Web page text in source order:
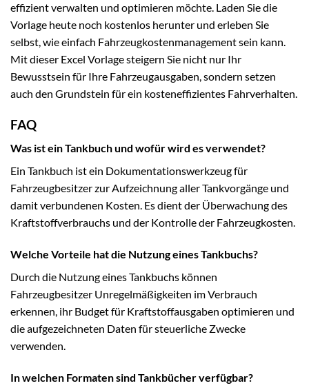
effizient verwalten und optimieren möchte. Laden Sie die
Vorlage heute noch kostenlos herunter und erleben Sie
selbst, wie einfach Fahrzeugkostenmanagement sein kann.
Mit dieser Excel Vorlage steigern Sie nicht nur Ihr
Bewusstsein für Ihre Fahrzeugausgaben, sondern setzen
auch den Grundstein für ein kosteneffizientes Fahrverhalten.
FAQ
Was ist ein Tankbuch und wofür wird es verwendet?
Ein Tankbuch ist ein Dokumentationswerkzeug für
Fahrzeugbesitzer zur Aufzeichnung aller Tankvorgänge und
damit verbundenen Kosten. Es dient der Überwachung des
Kraftstoffverbrauchs und der Kontrolle der Fahrzeugkosten.
Welche Vorteile hat die Nutzung eines Tankbuchs?
Durch die Nutzung eines Tankbuchs können
Fahrzeugbesitzer Unregelmäßigkeiten im Verbrauch
erkennen, ihr Budget für Kraftstoffausgaben optimieren und
die aufgezeichneten Daten für steuerliche Zwecke
verwenden.
In welchen Formaten sind Tankbücher verfügbar?